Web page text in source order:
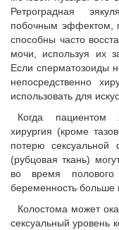
Ретроградная
побочным эффектом,
способны часто
мочи, используя их
Если сперматозоиды
непосредственно
использовать для
Когда пациентом
хирургия (кроме
потерю
(рубцовая ткань)
во время
беременность больше
Колостома может
сексуальный уровень